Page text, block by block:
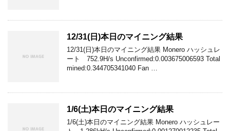
12/31(日)本日のマイニング結果
12/31(日)本日のマイニング結果 Monero ハッシュレ
ート 752.9H/s Unconfirmed:0.003675006593 Total
mined:0.344705341040 Fan …
1/6(土)本日のマイニング結果
1/6(土)本日のマイニング結果 Monero ハッシュレー